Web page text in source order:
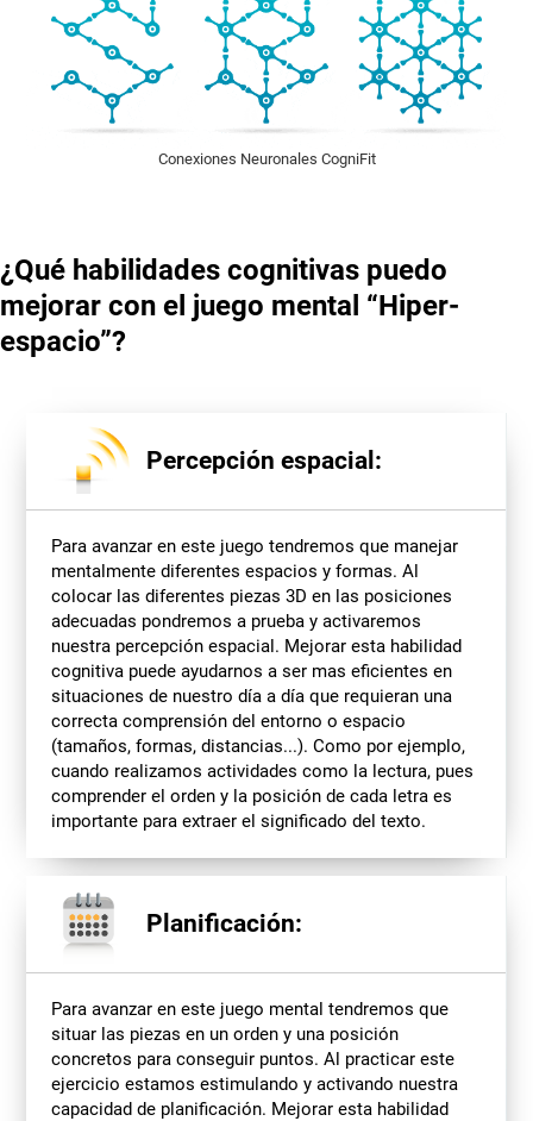
Conexiones Neuronales CogniFit
¿Qué habilidades cognitivas puedo
mejorar con el juego mental “Hiper-
espacio”?
Percepción espacial:
Para avanzar en este juego tendremos que manejar
mentalmente diferentes espacios y formas. Al
colocar las diferentes piezas 3D en las posiciones
adecuadas pondremos a prueba y activaremos
nuestra percepción espacial. Mejorar esta habilidad
cognitiva puede ayudarnos a ser mas eficientes en
situaciones de nuestro día a día que requieran una
correcta comprensión del entorno o espacio
(tamaños, formas, distancias...). Como por ejemplo,
cuando realizamos actividades como la lectura, pues
comprender el orden y la posición de cada letra es
importante para extraer el significado del texto.
Planificación:
Para avanzar en este juego mental tendremos que
situar las piezas en un orden y una posición
concretos para conseguir puntos. Al practicar este
ejercicio estamos estimulando y activando nuestra
capacidad de planificación. Mejorar esta habilidad